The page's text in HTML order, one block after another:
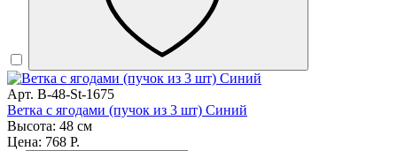
Арт. B-48-St-1675
Ветка с ягодами (пучок из 3 шт) Синий
Высота: 48 см
Цена: 768 Р.